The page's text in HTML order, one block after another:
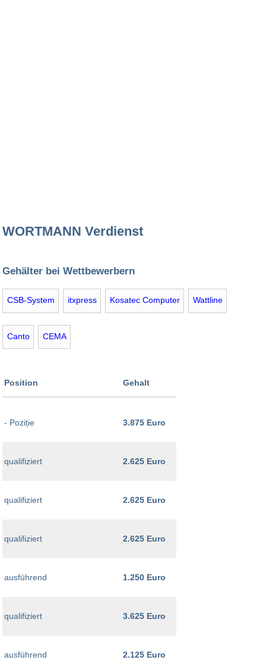
WORTMANN Verdienst
Gehälter bei Wettbewerbern
CSB-System itxpress Kosatec Computer Wattline
Canto CEMA
Position Gehalt
- Poziție 3.875 Euro
qualifiziert 2.625 Euro
qualifiziert 2.625 Euro
qualifiziert 2.625 Euro
ausführend 1.250 Euro
qualifiziert 3.625 Euro
ausführend 2.125 Euro